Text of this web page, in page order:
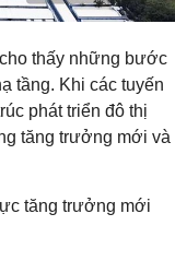
thấy những bước
tầng. Khi các tuyến
phát triển đô thị
tăng trưởng mới và
tăng trưởng mới